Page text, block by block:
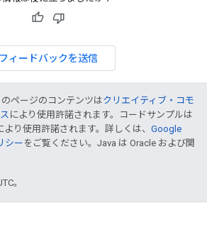
フィードバックを送信
ページのコンテンツはクリエイティブ・コモ
により使用許諾されます。コードサンプルは
より使用許諾されます。詳しくは、 Google
シー をご覧ください。Java は Oracle および関
。